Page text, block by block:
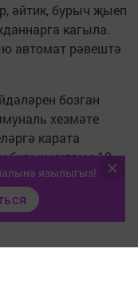
әйтик, бурыч җыеп
кагыла.
автомат рәвештә
бозган
хезмәте
карата
бурыч күләме 10
язылыгыз!